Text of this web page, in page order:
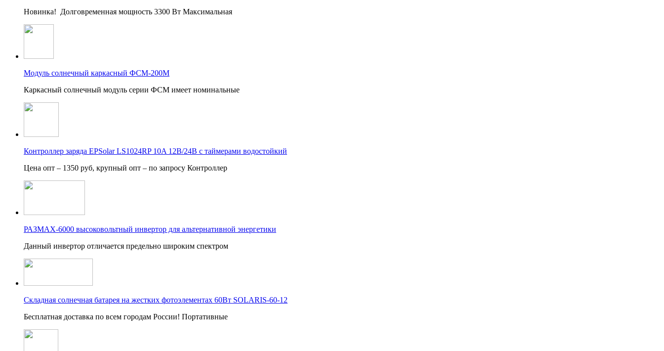
Новинка! Долговременная мощность 3300 Вт Максимальная
Модуль солнечный каркасный ФСМ-200М
Каркасный солнечный модуль серии ФСМ имеет номинальные
Контроллер заряда EPSolar LS1024RP 10A 12В/24В с таймерами водостойкий
Цена опт – 1350 руб, крупный опт – по запросу Контроллер
РАЗМАХ-6000 высоковольтный инвертор для альтернативной энергетики
Данный инвертор отличается предельно широким спектром
Складная солнечная батарея на жестких фотоэлементах 60Вт SOLARIS-60-12
Бесплатная доставка по всем городам России! Портативные